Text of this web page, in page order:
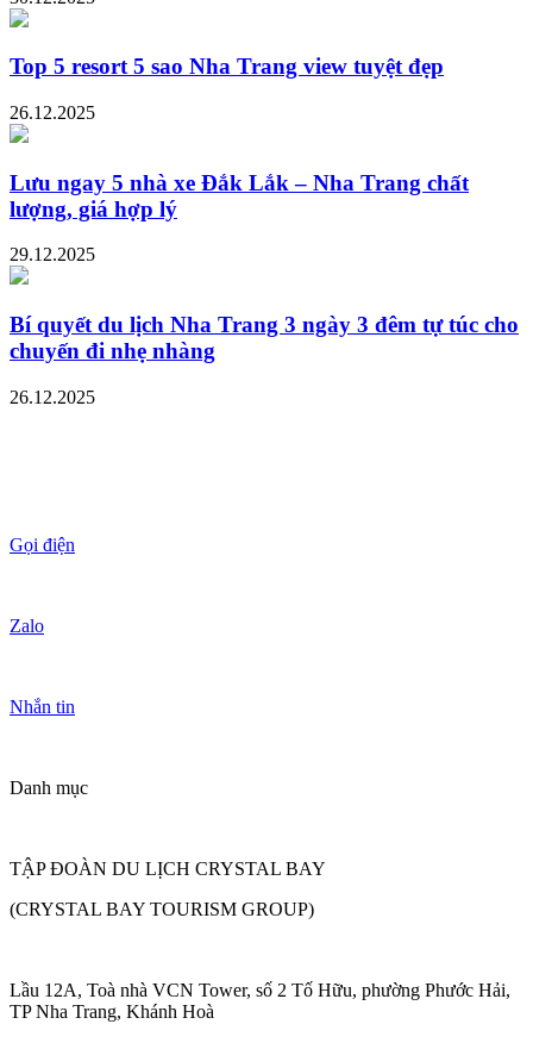
Top 5 resort 5 sao Nha Trang view tuyệt đẹp
26.12.2025
Lưu ngay 5 nhà xe Đắk Lắk – Nha Trang chất
lượng, giá hợp lý
29.12.2025
Bí quyết du lịch Nha Trang 3 ngày 3 đêm tự túc cho
chuyến đi nhẹ nhàng
26.12.2025
Gọi điện
Zalo
Nhắn tin
Danh mục
TẬP ĐOÀN DU LỊCH CRYSTAL BAY
(CRYSTAL BAY TOURISM GROUP)
Lầu 12A, Toà nhà VCN Tower, số 2 Tố Hữu, phường Phước Hải,
TP Nha Trang, Khánh Hoà